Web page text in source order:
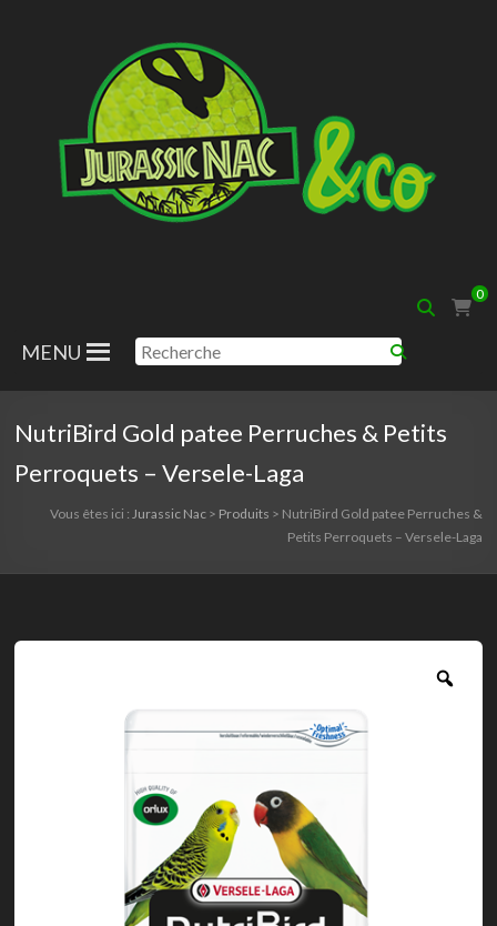
Nac
0
MENU
NutriBird Gold patee Perruches & Petits
Perroquets – Versele-Laga
Vous êtes ici : Jurassic Nac> Produits > NutriBird Gold patee Perruches &
Petits Perroquets – Versele-Laga